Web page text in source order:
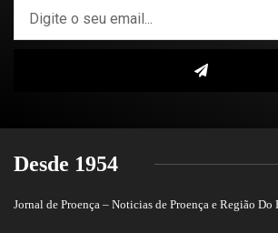
Desde 1954
Jornal de Proença – Noticias de Proença e Região Do